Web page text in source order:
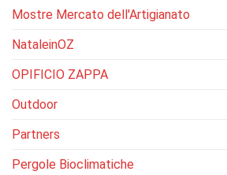
Mostre Mercato dell'Artigianato
NataleinOZ
OPIFICIO ZAPPA
Outdoor
Partners
Pergole Bioclimatiche